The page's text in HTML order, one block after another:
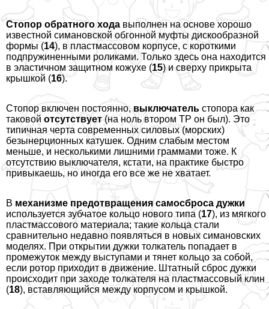
Стопор обратного хода выполнен на основе хорошо
известной симановской обгонной муфты дискообразной
формы (14), в пластмассовом корпусе, с короткими
подпружиненными роликами. Только здесь она находится
в эластичном защитном кожухе (15) и сверху прикрыта
крышкой (16).
Стопор включен постоянно, выключатель стопора как
таковой отсутствует (на ноль втором TP он был). Это
типичная черта современных силовых (морских)
безынерционных катушек. Одним слабым местом
меньше, и несколькими лишними граммами тоже. К
отсутствию выключателя, кстати, на пpaктике быстро
привыкаешь, но иногда его все же не хватает.
В механизме предотвращения самосброса дужки
используется зубчатое кольцо нового типа (17), из мягкого
пластмассового материала; такие кольца стали
сравнительно недавно появляться в новых симановских
моделях. При открытии дужки толкатель попадает в
промежуток между выступами и тянет кольцо за собой,
если ротор приходит в движение. Штатный сброс дужки
происходит при заходе толкателя на пластмассовый клин
(18), вставляющийся между корпусом и крышкой.